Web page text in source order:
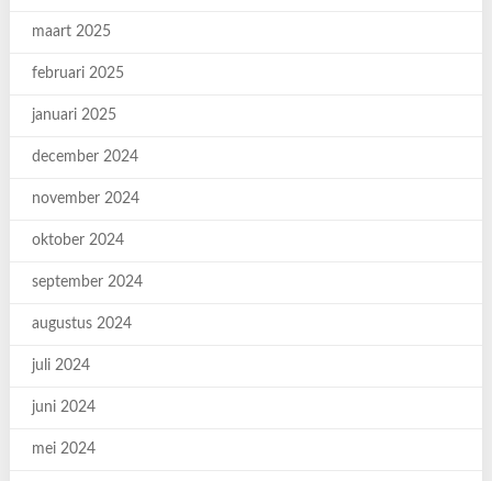
maart 2025
februari 2025
januari 2025
december 2024
november 2024
oktober 2024
september 2024
augustus 2024
juli 2024
juni 2024
mei 2024